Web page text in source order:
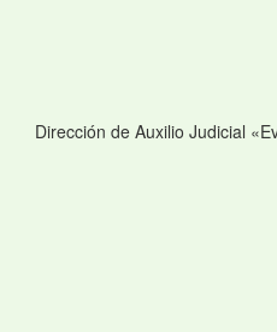
Dirección de Auxilio Judicial